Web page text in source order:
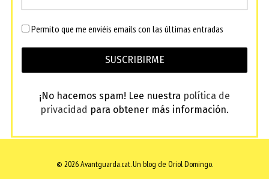
Permito que me enviéis emails con las últimas entradas
¡No hacemos spam! Lee nuestra política de
privacidad para obtener más información.
© 2026 Avantguarda.cat.Un blog de Oriol Domingo.